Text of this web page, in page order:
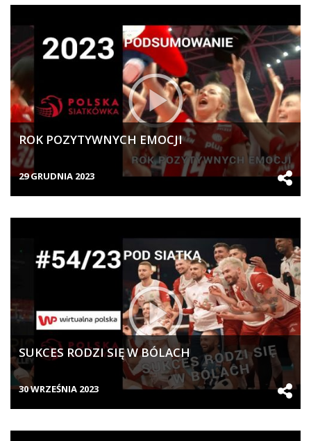
ROK POZYTYWNYCH EMOCJI
29 GRUDNIA 2023
SUKCES RODZI SIĘ W BÓLACH
30 WRZEŚNIA 2023